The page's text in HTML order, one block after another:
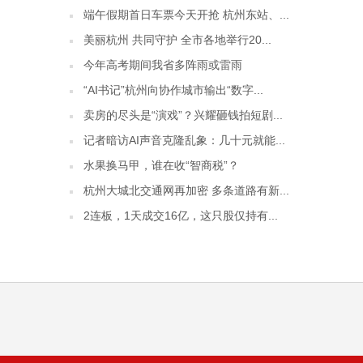
端午假期首日车票今天开抢 杭州东站、...
美丽杭州 共同守护 全市各地举行20...
今年高考期间我省多阵雨或雷雨
“AI书记”杭州向协作城市输出“数字...
卖房的尽头是“演戏”？兴耀砸钱拍短剧...
记者暗访AI声音克隆乱象：几十元就能...
水果换马甲，谁在收“智商税”？
杭州大城北交通网再加密 多条道路有新...
2连板，1天成交16亿，这只股仅持有...